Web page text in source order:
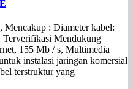
: Diameter kabel:
Mendukung
155 Mb / s, Multimedia
instalasi jaringan komersial
terstruktur yang